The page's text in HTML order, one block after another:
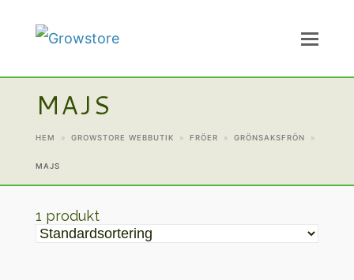
MAJS
HEM » GROWSTORE WEBBUTIK » FRÖER » GRÖNSAKSFRÖN »
MAJS
1 produkt